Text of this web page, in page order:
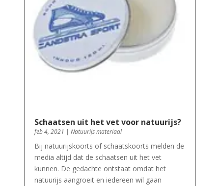
Schaatsen uit het vet voor natuurijs?
feb 4, 2021 Natuurijs materiaal
Bij natuurijskoorts of schaatskoorts melden de
media altijd dat de schaatsen uit het vet
kunnen. De gedachte ontstaat omdat het
natuurijs aangroeit en iedereen wil gaan